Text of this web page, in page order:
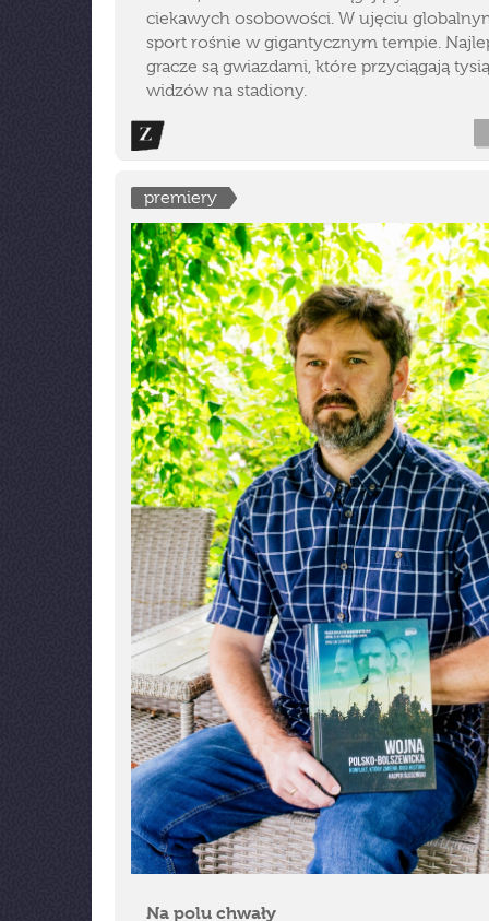
ciekawych osobowości. W ujęciu
sport rośnie w gigantycznym tempie.
gracze są gwiazdami, które przyciągają
widzów na stadiony.
premiery
Na polu chwały